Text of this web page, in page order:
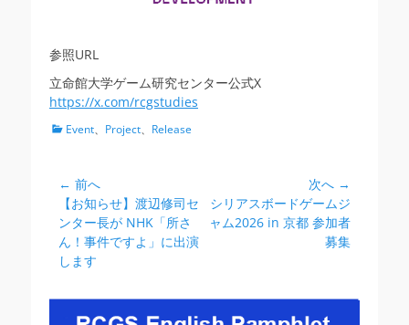
参照URL
立命館大学ゲーム研究センター公式X
https://x.com/rcgstudies
カ Event、 Project、 Release
投
稿
ナ
ビ
← 前へ
前
の
投
稿:
【お知らせ】渡辺修司セ
ンター長が NHK「所さ
ん！事件ですよ」に出演
します
次へ →
次
の
シリアスボードゲームジ
ャム2026 in 京都 参加者
募集